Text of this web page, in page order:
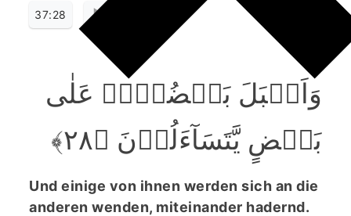
37:28
وَاَقۡبَلَ بَعۡضُہُمۡ عَلٰی
بَعۡضٍ یَّتَسَآءَلُوۡنَ ﴿۲۸﴾
Und einige von ihnen werden sich an die
anderen wenden, miteinander hadernd.